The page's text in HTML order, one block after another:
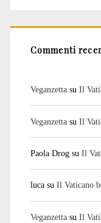
Commenti
Veganzettasu Il
Veganzettasu Il
Paola Drogsu Il
lucasu Il Vaticano
Veganzettasu Il